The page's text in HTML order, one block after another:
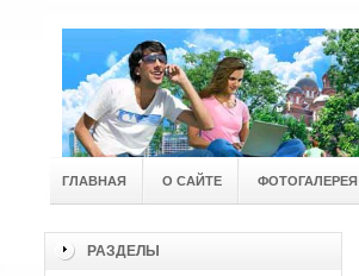
ГЛАВНАЯ О САЙТЕ ФОТОГАЛЕРЕЯ
РАЗДЕЛЫ